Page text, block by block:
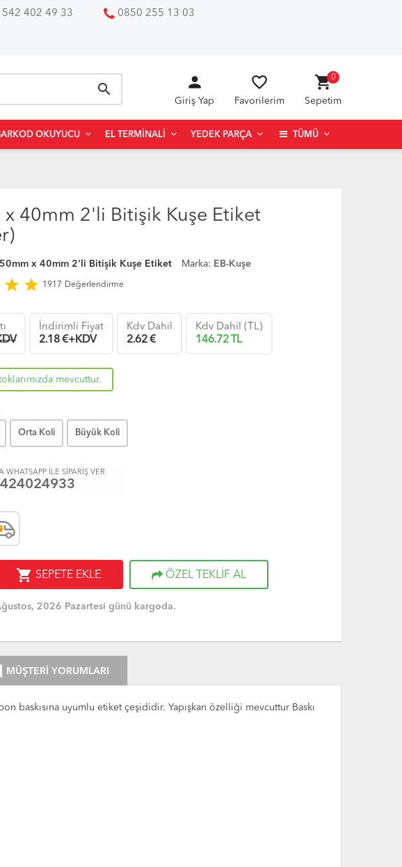
402 49 33 0850 255 13 03
search person
Giriş Yap
favorite_border
Favorilerim
shopping_cart
Sepetim
0
OKUYUCU EL TERMINALI YEDEK PARÇA TÜMÜ
x 40mm 2'li Bitişik Kuşe Etiket
50mm x 40mm 2'li Bitişik Kuşe Etiket Marka: EB-Kuşe
star star 1917 Değerlendirme
İndirimli Fiyat
2.18€+KDV
Kdv Dahil
2.62€
Kdv Dahil (TL)
146.72 TL
mevcuttur.
Orta Koli Büyük Koli
WHATSAPP İLE SİPARİŞ VER
shopping_cart SEPETE EKLE ÖZEL TEKLİF AL
2026 Pazartesi günü kargoda.
MÜŞTERİ YORUMLARI
baskısına uyumlu etiket çeşididir. Yapışkan özelliği mevcuttur Baskı